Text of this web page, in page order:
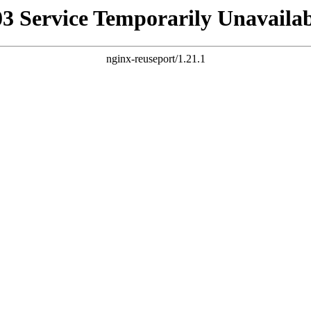
Service Temporarily
nginx-reuseport/1.21.1